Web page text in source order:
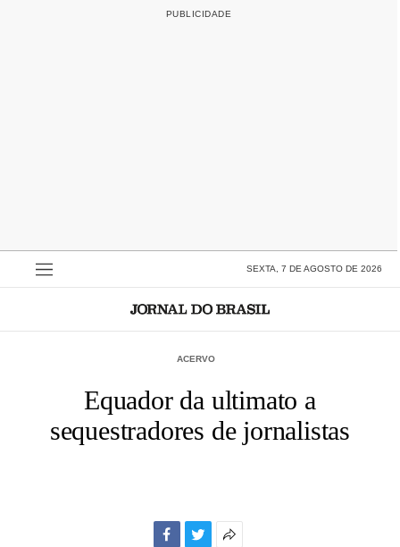
SEXTA, 7 DE AGOSTO DE 2026
ACERVO
Equador da ultimato a
sequestradores de jornalistas